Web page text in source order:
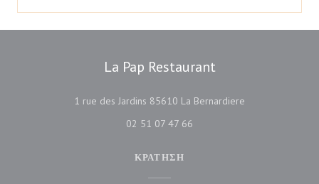
La Pap Restaurant
1 rue des Jardins 85610 La Bernardiere
02 51 07 47 66
ΚΡΆΤΗΣΗ